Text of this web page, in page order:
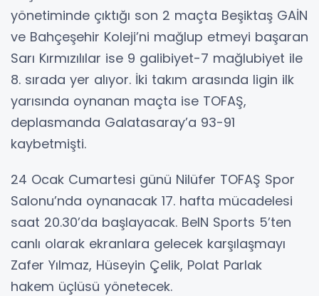
yönetiminde çıktığı son 2 maçta Beşiktaş GAİN
ve Bahçeşehir Koleji’ni mağlup etmeyi başaran
Sarı Kırmızılılar ise 9 galibiyet-7 mağlubiyet ile
8. sırada yer alıyor. İki takım arasında ligin ilk
yarısında oynanan maçta ise TOFAŞ,
deplasmanda Galatasaray’a 93-91
kaybetmişti.
24 Ocak Cumartesi günü Nilüfer TOFAŞ Spor
Salonu’nda oynanacak 17. hafta mücadelesi
saat 20.30’da başlayacak. BeIN Sports 5’ten
canlı olarak ekranlara gelecek karşılaşmayı
Zafer Yılmaz, Hüseyin Çelik, Polat Parlak
hakem üçlüsü yönetecek.